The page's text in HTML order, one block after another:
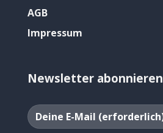
AGB
Impressum
Newsletter abonnieren